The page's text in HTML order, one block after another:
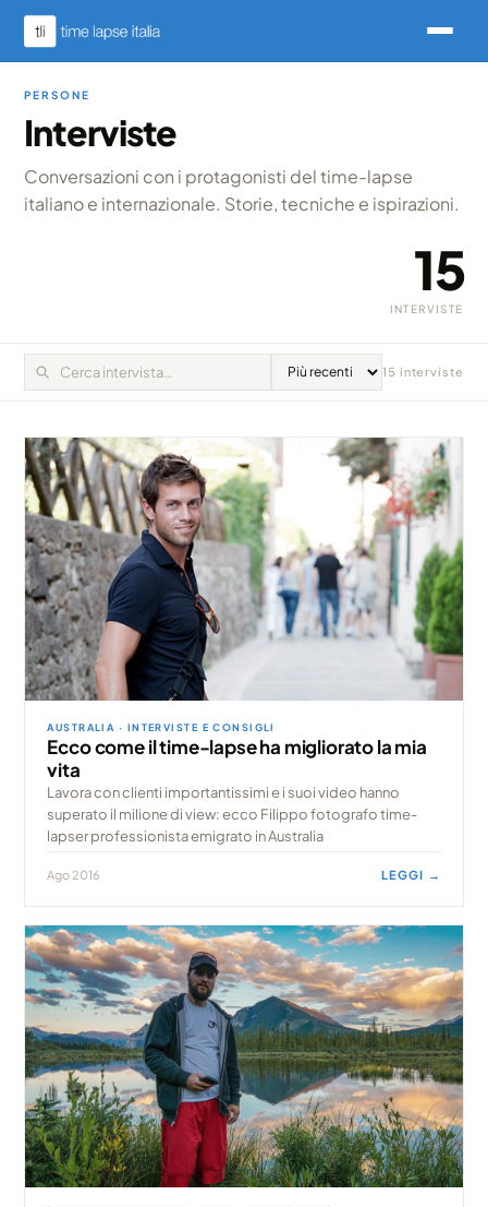
PERSONE
Interviste
Conversazioni con i protagonisti del time-lapse
italiano e internazionale. Storie, tecniche e ispirazioni.
15
INTERVISTE
15 interviste
AUSTRALIA · INTERVISTE E CONSIGLI
Ecco come il time-lapse ha migliorato la mia
vita
Lavora con clienti importantissimi e i suoi video hanno
superato il milione di view: ecco Filippo fotografo time-
lapser professionista emigrato in Australia
Ago 2016 LEGGI →